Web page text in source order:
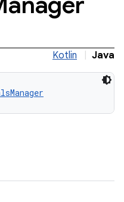
Kotlin Java